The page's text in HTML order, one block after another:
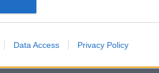
Data Access Privacy Policy
ale také se vzdělávat. K tomu
středisko, které v příbramské